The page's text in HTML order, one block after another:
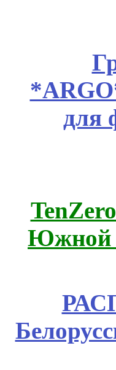
для
Южной